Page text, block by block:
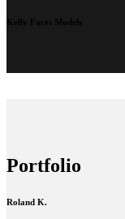
Kelly Faces Models
Portfolio
Roland K.